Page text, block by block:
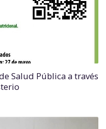
Salud Pública a través